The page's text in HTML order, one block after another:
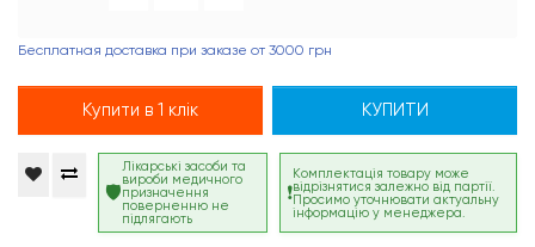
Бесплатная доставка при заказе от 3000 грн
Купити в 1 клік КУПИТИ
Лікарські засоби та
вироби медичного
призначення
поверненню не
підлягають
Комплектація товару може
відрізнятися залежно від партії.
Просимо уточнювати актуальну
інформацію у менеджера.